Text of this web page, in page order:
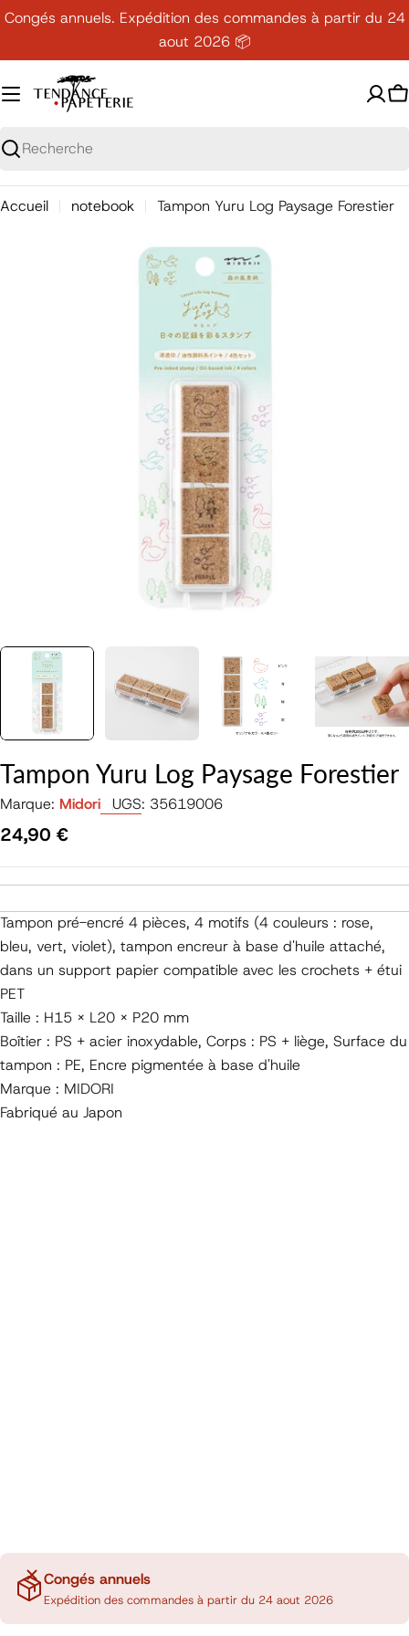
Passer
contenu
Congés annuels. Expédition des commandes à partir du 24
aout 2026 📦
Recherche
Accueil notebook Tampon Yuru Log Paysage Forestier
le média 0 en mode modal
Tampon Yuru Log Paysage Forestier
Marque: Midori UGS: 35619006
Prix
régulier
24,90 €
Tampon pré-encré 4 pièces, 4 motifs (4 couleurs : rose,
bleu, vert, violet), tampon encreur à base d'huile attaché,
dans un support papier compatible avec les crochets + étui
PET
Taille : H15 × L20 × P20 mm
Boîtier : PS + acier inoxydable, Corps : PS + liège, Surface du
tampon : PE, Encre pigmentée à base d'huile
Marque : MIDORI
Fabriqué au Japon
Congés annuels
Expédition des commandes à partir du 24 aout 2026